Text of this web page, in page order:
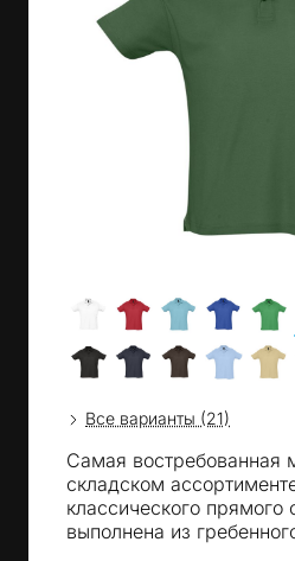
Все варианты (21)
Самая востребованная
складском
классического прямого
выполнена из